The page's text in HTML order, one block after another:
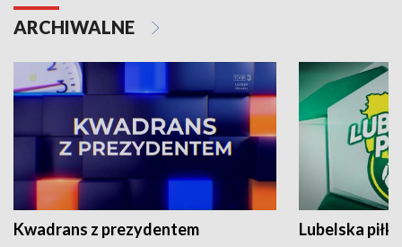
ARCHIWALNE
Kwadrans z prezydentem Lubelska piłka